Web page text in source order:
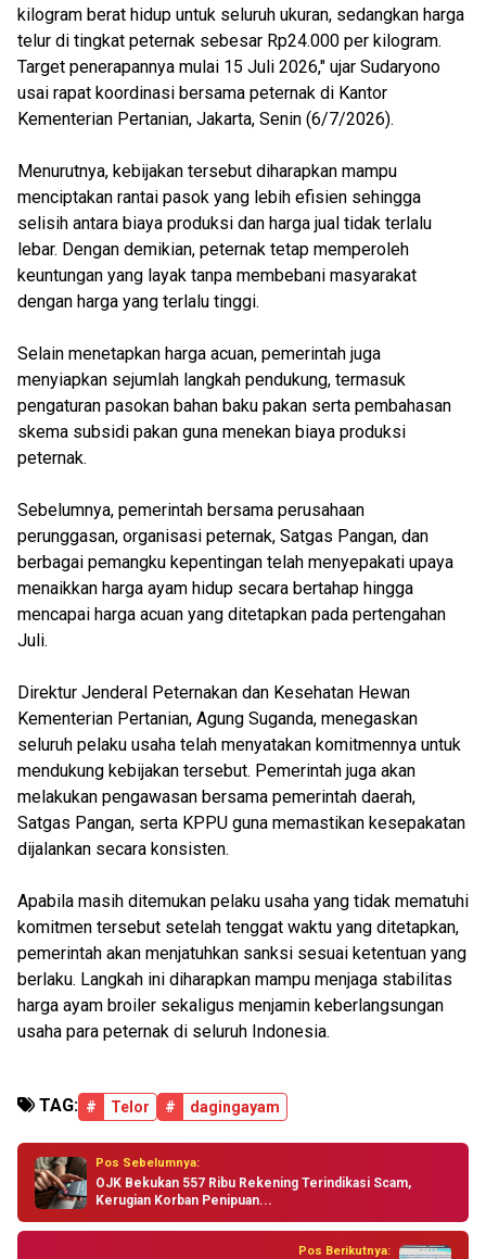
kilogram berat hidup untuk seluruh ukuran, sedangkan harga
telur di tingkat peternak sebesar Rp24.000 per kilogram.
Target penerapannya mulai 15 Juli 2026," ujar Sudaryono
usai rapat koordinasi bersama peternak di Kantor
Kementerian Pertanian, Jakarta, Senin (6/7/2026).
Menurutnya, kebijakan tersebut diharapkan mampu
menciptakan rantai pasok yang lebih efisien sehingga
selisih antara biaya produksi dan harga jual tidak terlalu
lebar. Dengan demikian, peternak tetap memperoleh
keuntungan yang layak tanpa membebani masyarakat
dengan harga yang terlalu tinggi.
Selain menetapkan harga acuan, pemerintah juga
menyiapkan sejumlah langkah pendukung, termasuk
pengaturan pasokan bahan baku pakan serta pembahasan
skema subsidi pakan guna menekan biaya produksi
peternak.
Sebelumnya, pemerintah bersama perusahaan
perunggasan, organisasi peternak, Satgas Pangan, dan
berbagai pemangku kepentingan telah menyepakati upaya
menaikkan harga ayam hidup secara bertahap hingga
mencapai harga acuan yang ditetapkan pada pertengahan
Juli.
Direktur Jenderal Peternakan dan Kesehatan Hewan
Kementerian Pertanian, Agung Suganda, menegaskan
seluruh pelaku usaha telah menyatakan komitmennya untuk
mendukung kebijakan tersebut. Pemerintah juga akan
melakukan pengawasan bersama pemerintah daerah,
Satgas Pangan, serta KPPU guna memastikan kesepakatan
dijalankan secara konsisten.
Apabila masih ditemukan pelaku usaha yang tidak mematuhi
komitmen tersebut setelah tenggat waktu yang ditetapkan,
pemerintah akan menjatuhkan sanksi sesuai ketentuan yang
berlaku. Langkah ini diharapkan mampu menjaga stabilitas
harga ayam broiler sekaligus menjamin keberlangsungan
usaha para peternak di seluruh Indonesia.
TAG: # Telor # dagingayam
Pos Sebelumnya:
OJK Bekukan 557 Ribu Rekening Terindikasi Scam,
Kerugian Korban Penipuan...
Pos Berikutnya: